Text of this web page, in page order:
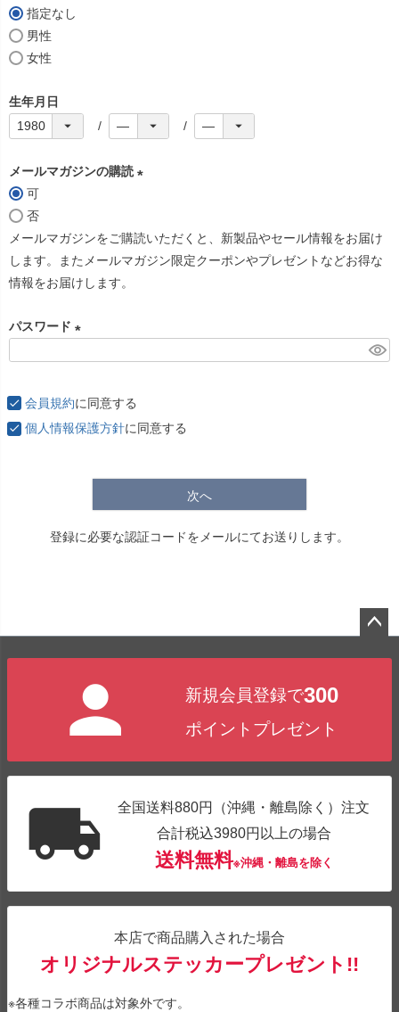
指定なし
男性
女性
生年月日
メールマガジンの購読
須
)
可
否
メールマガジンをご購読いただくと、新製品やセール情報をお届け
します。またメールマガジン限定クーポンやプレゼントなどお得な
情報をお届けします。
パスワード
須
)
会員規約に同意する
個人情報保護方針に同意する
次へ
登録に必要な認証コードをメールにてお送りします。
新規会員登録で300
ポイントプレゼント
全国送料880円（沖縄・離島除く）注文
合計税込3980円以上の場合
送料無料※沖縄・離島を除く
本店で商品購入された場合
オリジナルステッカープレゼント!!
※各種コラボ商品は対象外です。